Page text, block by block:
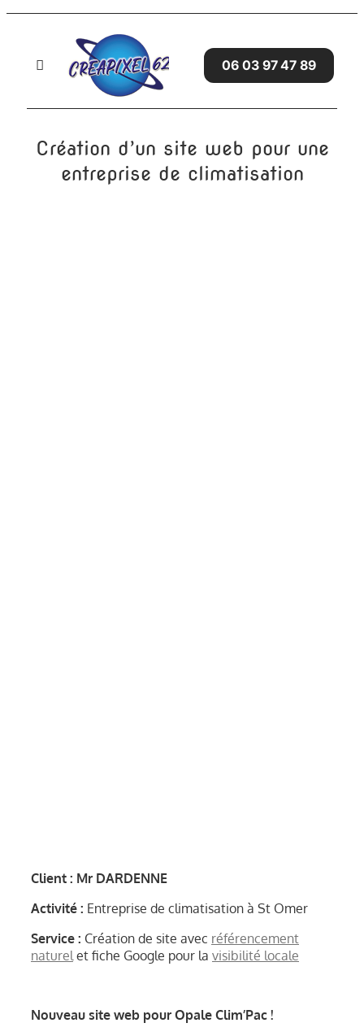
Passer
Toggle
Navigation
SITES WEB
06 03 97 47 89
Création d’un site web pour une
entreprise de climatisation
Client : Mr DARDENNE
Activité : Entreprise de climatisation à St Omer
Service : Création de site avec référencement
naturelet fiche Google pour la visibilité locale
Nouveau site web pour Opale Clim’Pac !